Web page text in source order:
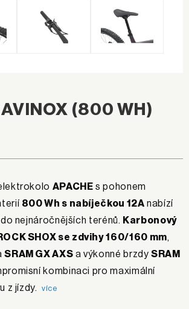
AVINOX (800 WH)
APACHE s pohonem
800 Wh s nabíječkou 12A nabízí
nejnáročnějších terénů. Karbonový
SHOX se zdvihy 160/160 mm,
SRAM GX AXS a výkonné brzdySRAM
kombinaci pro maximální
z jízdy.
více